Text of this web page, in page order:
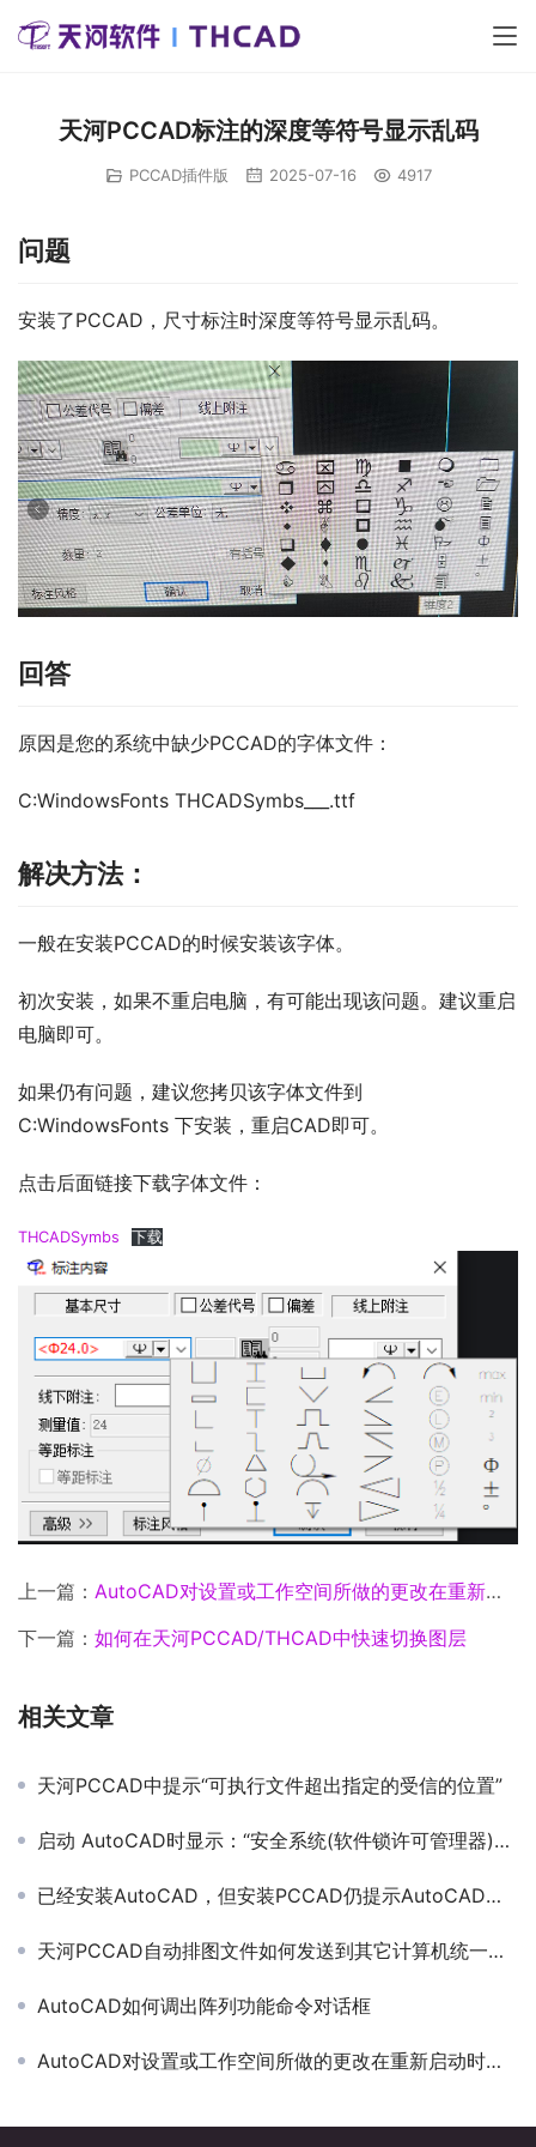
天河PCCAD标注的深度等符号显示乱码
PCCAD插件版 2025-07-16 4917
问题
安装了PCCAD，尺寸标注时深度等符号显示乱码。
回答
原因是您的系统中缺少PCCAD的字体文件：
C:WindowsFonts THCADSymbs___.ttf
解决方法：
一般在安装PCCAD的时候安装该字体。
初次安装，如果不重启电脑，有可能出现该问题。建议重启
电脑即可。
如果仍有问题，建议您拷贝该字体文件到
C:WindowsFonts 下安装，重启CAD即可。
点击后面链接下载字体文件：
THCADSymbs 下载
上一篇： AutoCAD对设置或工作空间所做的更改在重新启动时未保留
下一篇： 如何在天河PCCAD/THCAD中快速切换图层
相关文章
天河PCCAD中提示“可执行文件超出指定的受信的位置”
启动 AutoCAD时显示：“安全系统(软件锁许可管理器)不起作用或未正确安装”
已经安装AutoCAD，但安装PCCAD仍提示AutoCAD安装不正确
天河PCCAD自动排图文件如何发送到其它计算机统一打印
AutoCAD如何调出阵列功能命令对话框
AutoCAD对设置或工作空间所做的更改在重新启动时未保留